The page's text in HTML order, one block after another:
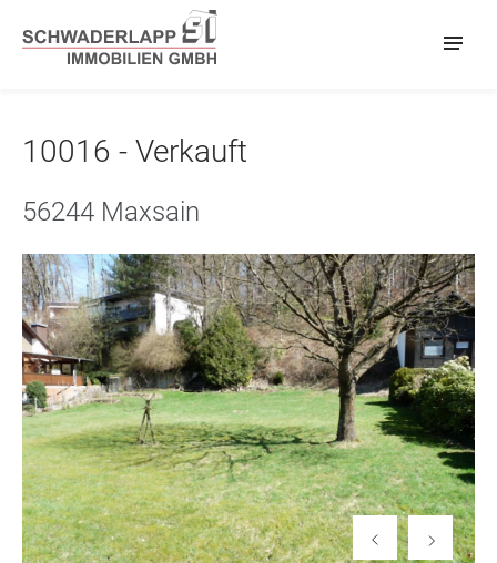
10016 - Verkauft
56244 Maxsain